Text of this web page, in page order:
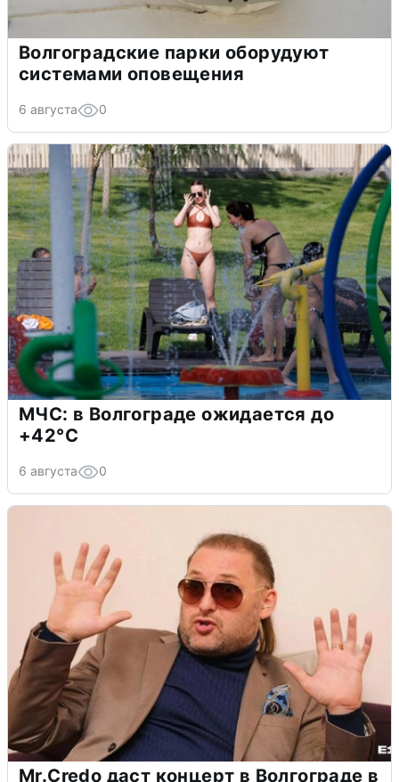
Волгоградские парки оборудуют
системами оповещения
6 августа 0
МЧС: в Волгограде ожидается до
+42°C
6 августа 0
Mr.Credo даст концерт в Волгограде в